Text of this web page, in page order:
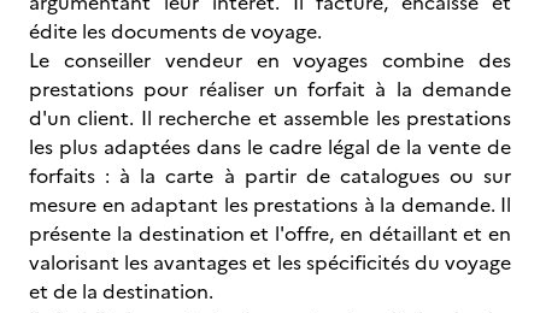
édite les documents de voyage.
Le conseiller vendeur en voyages combine des
prestations pour réaliser un forfait à la demande
d'un client. Il recherche et assemble les prestations
les plus adaptées dans le cadre légal de la vente de
forfaits : à la carte à partir de catalogues ou sur
mesure en adaptant les prestations à la demande. Il
présente la destination et l'offre, en détaillant et en
valorisant les avantages et les spécificités du voyage
et de la destination.